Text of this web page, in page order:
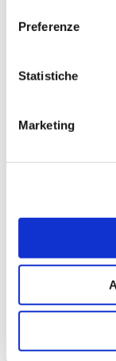
Preferenze
Statistiche
Marketing